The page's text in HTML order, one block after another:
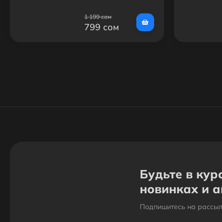
1 199 сом
799 сом
Будьте в
новинках и
Подпишитесь на